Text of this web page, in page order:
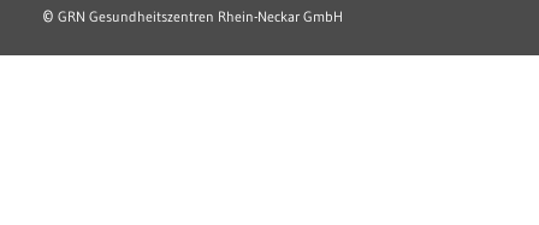
© GRN Gesundheitszentren Rhein-Neckar GmbH